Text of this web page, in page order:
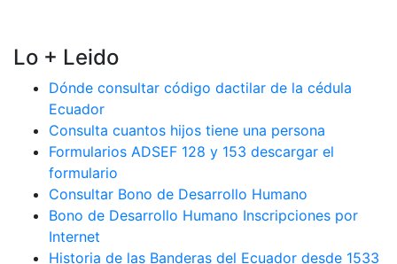
Lo + Leido
Dónde consultar código dactilar de la cédula
Ecuador
Consulta cuantos hijos tiene una persona
Formularios ADSEF 128 y 153 descargar el
formulario
Consultar Bono de Desarrollo Humano
Bono de Desarrollo Humano Inscripciones por
Internet
Historia de las Banderas del Ecuador desde 1533